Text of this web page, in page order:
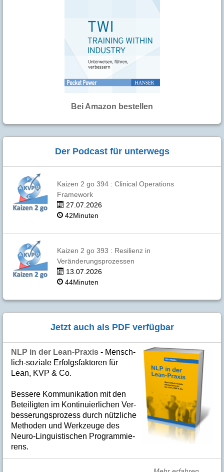
Bei Amazon bestellen
Der Podcast für unterwegs
Kaizen 2 go 394 : Clinical Operations
Framework
27.07.2026
42Minuten
Kaizen 2 go 393 : Resilienz in
Veränderungsprozessen
13.07.2026
44Minuten
Jetzt auch als PDF verfügbar
NLP in der Lean-Praxis - Mensch­
lich-soziale Er­folgs­fak­to­ren für
Lean, KVP & Co.
Bes­se­re Kom­­mu­­ni­ka­tion mit den
Betei­lig­ten im Kon­ti­nuier­li­chen Ver­
bes­se­rungs­­pro­­zess durch nütz­­liche
Me­­tho­­den und Werk­­zeuge des
Neuro-Linguis­­ti­schen Pro­­gram­­mie­­
rens.